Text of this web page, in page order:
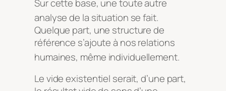
Sur cette base, une toute autre
analyse de la situation se fait.
Quelque part, une structure de
référence s’ajoute à nos relations
humaines, même individuellement.
Le vide existentiel serait, d’une part,